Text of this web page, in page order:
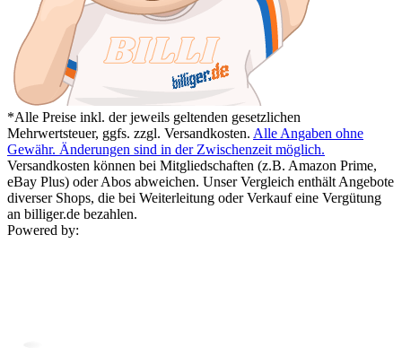
*Alle Preise inkl. der jeweils geltenden gesetzlichen
Mehrwertsteuer, ggfs. zzgl. Versandkosten. Alle Angaben ohne
Gewähr. Änderungen sind in der Zwischenzeit möglich.
Versandkosten können bei Mitgliedschaften (z.B. Amazon Prime,
eBay Plus) oder Abos abweichen. Unser Vergleich enthält Angebote
diverser Shops, die bei Weiterleitung oder Verkauf eine Vergütung
an billiger.de bezahlen.
Powered by: